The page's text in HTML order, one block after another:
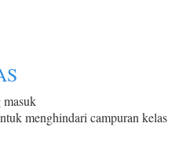
masuk
menghindari campuran kelas